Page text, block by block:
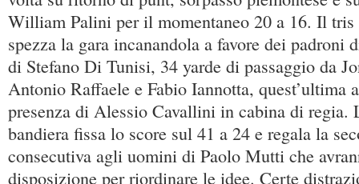
William Palini per il momentaneo 20 a 16. Il tris
spezza la gara incanandola a favore dei padroni
di Stefano Di Tunisi, 34 yarde di passaggio da
Antonio Raffaele e Fabio Iannotta, quest’ultima
presenza di Alessio Cavallini in cabina di regia.
bandiera fissa lo score sul 41 a 24 e regala la
consecutiva agli uomini di Paolo Mutti che
disposizione per riordinare le idee. Certe